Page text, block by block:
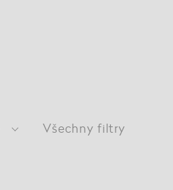
Všechny filtry